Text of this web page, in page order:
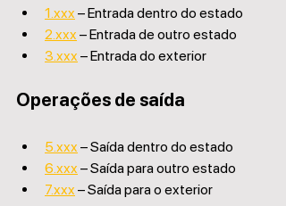
1.xxx – Entrada dentro do estado
2.xxx – Entrada de outro estado
3.xxx – Entrada do exterior
Operações de saída
5.xxx – Saída dentro do estado
6.xxx – Saída para outro estado
7.xxx – Saída para o exterior